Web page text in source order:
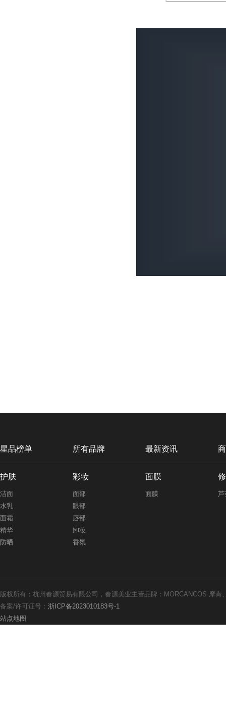
星品榜单 所有品牌 最新资讯
护肤
洁面
水乳
面霜
精华
防晒
彩妆
面部
眼部
唇部
卸妆
香氛
面膜
面膜 芦
版权所有：杭州春源贸易有限公司，春源美业主营品牌：MORCANCOS 摩
备案/许可证号： 浙ICP备2023010183号-1
站点地图